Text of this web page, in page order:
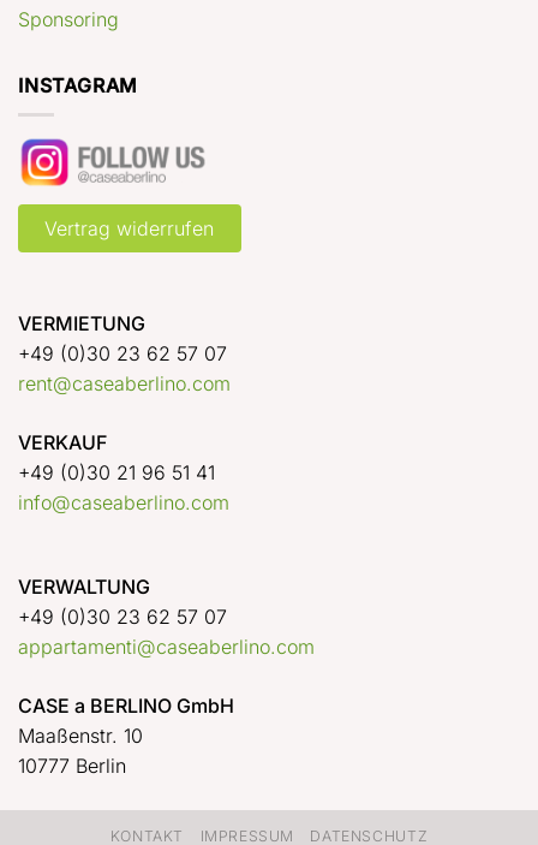
Sponsoring
INSTAGRAM
Vertrag widerrufen
VERMIETUNG
+49 (0)30 23 62 57 07
rent@caseaberlino.com
VERKAUF
+49 (0)30 21 96 51 41
info@caseaberlino.com
VERWALTUNG
+49 (0)30 23 62 57 07
appartamenti@caseaberlino.com
CASE a BERLINO GmbH
Maaßenstr. 10
10777 Berlin
KONTAKT IMPRESSUM DATENSCHUTZ